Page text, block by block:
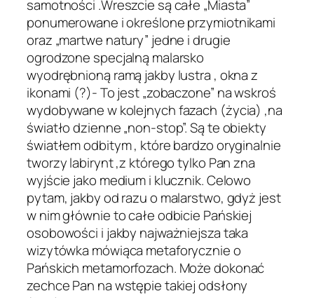
samotności .Wreszcie są całe „Miasta”
ponumerowane i określone przymiotnikami
oraz „martwe natury” jedne i drugie
ogrodzone specjalną malarsko
wyodrębnioną ramą jakby lustra , okna z
ikonami (?)- To jest „zobaczone” na wskroś
wydobywane w kolejnych fazach (życia) ,na
światło dzienne „non-stop”. Są te obiekty
światłem odbitym , które bardzo oryginalnie
tworzy labirynt ,z którego tylko Pan zna
wyjście jako medium i klucznik. Celowo
pytam, jakby od razu o malarstwo, gdyż jest
w nim głównie to całe odbicie Pańskiej
osobowości i jakby najważniejsza taka
wizytówka mówiąca metaforycznie o
Pańskich metamorfozach. Może dokonać
zechce Pan na wstępie takiej odsłony